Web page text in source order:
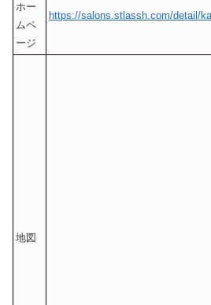
ホー
ムペ
ージ
https://salons.stlassh.com/detail/
地図